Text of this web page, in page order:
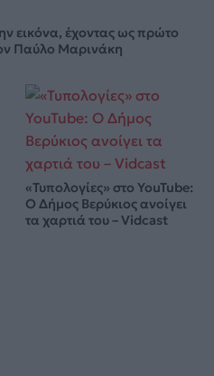
εικόνα, έχοντας ως πρώτο
Παύλο Μαρινάκη
«Τυπολογίες» στο YouTube:
Ο Δήμος Βερύκιος ανοίγει
τα χαρτιά του – Vidcast